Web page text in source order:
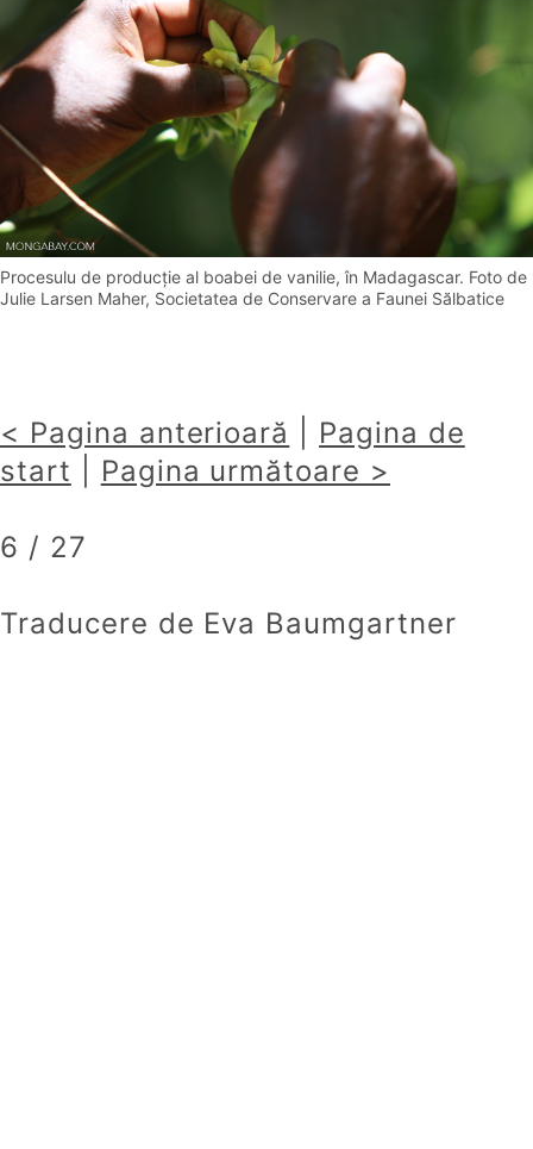
Procesulu de producţie al boabei de vanilie, în Madagascar. Foto de
Julie Larsen Maher, Societatea de Conservare a Faunei Sălbatice
< Pagina anterioară
Pagina de
start
Pagina următoare >
6 / 27
Traducere de Eva Baumgartner